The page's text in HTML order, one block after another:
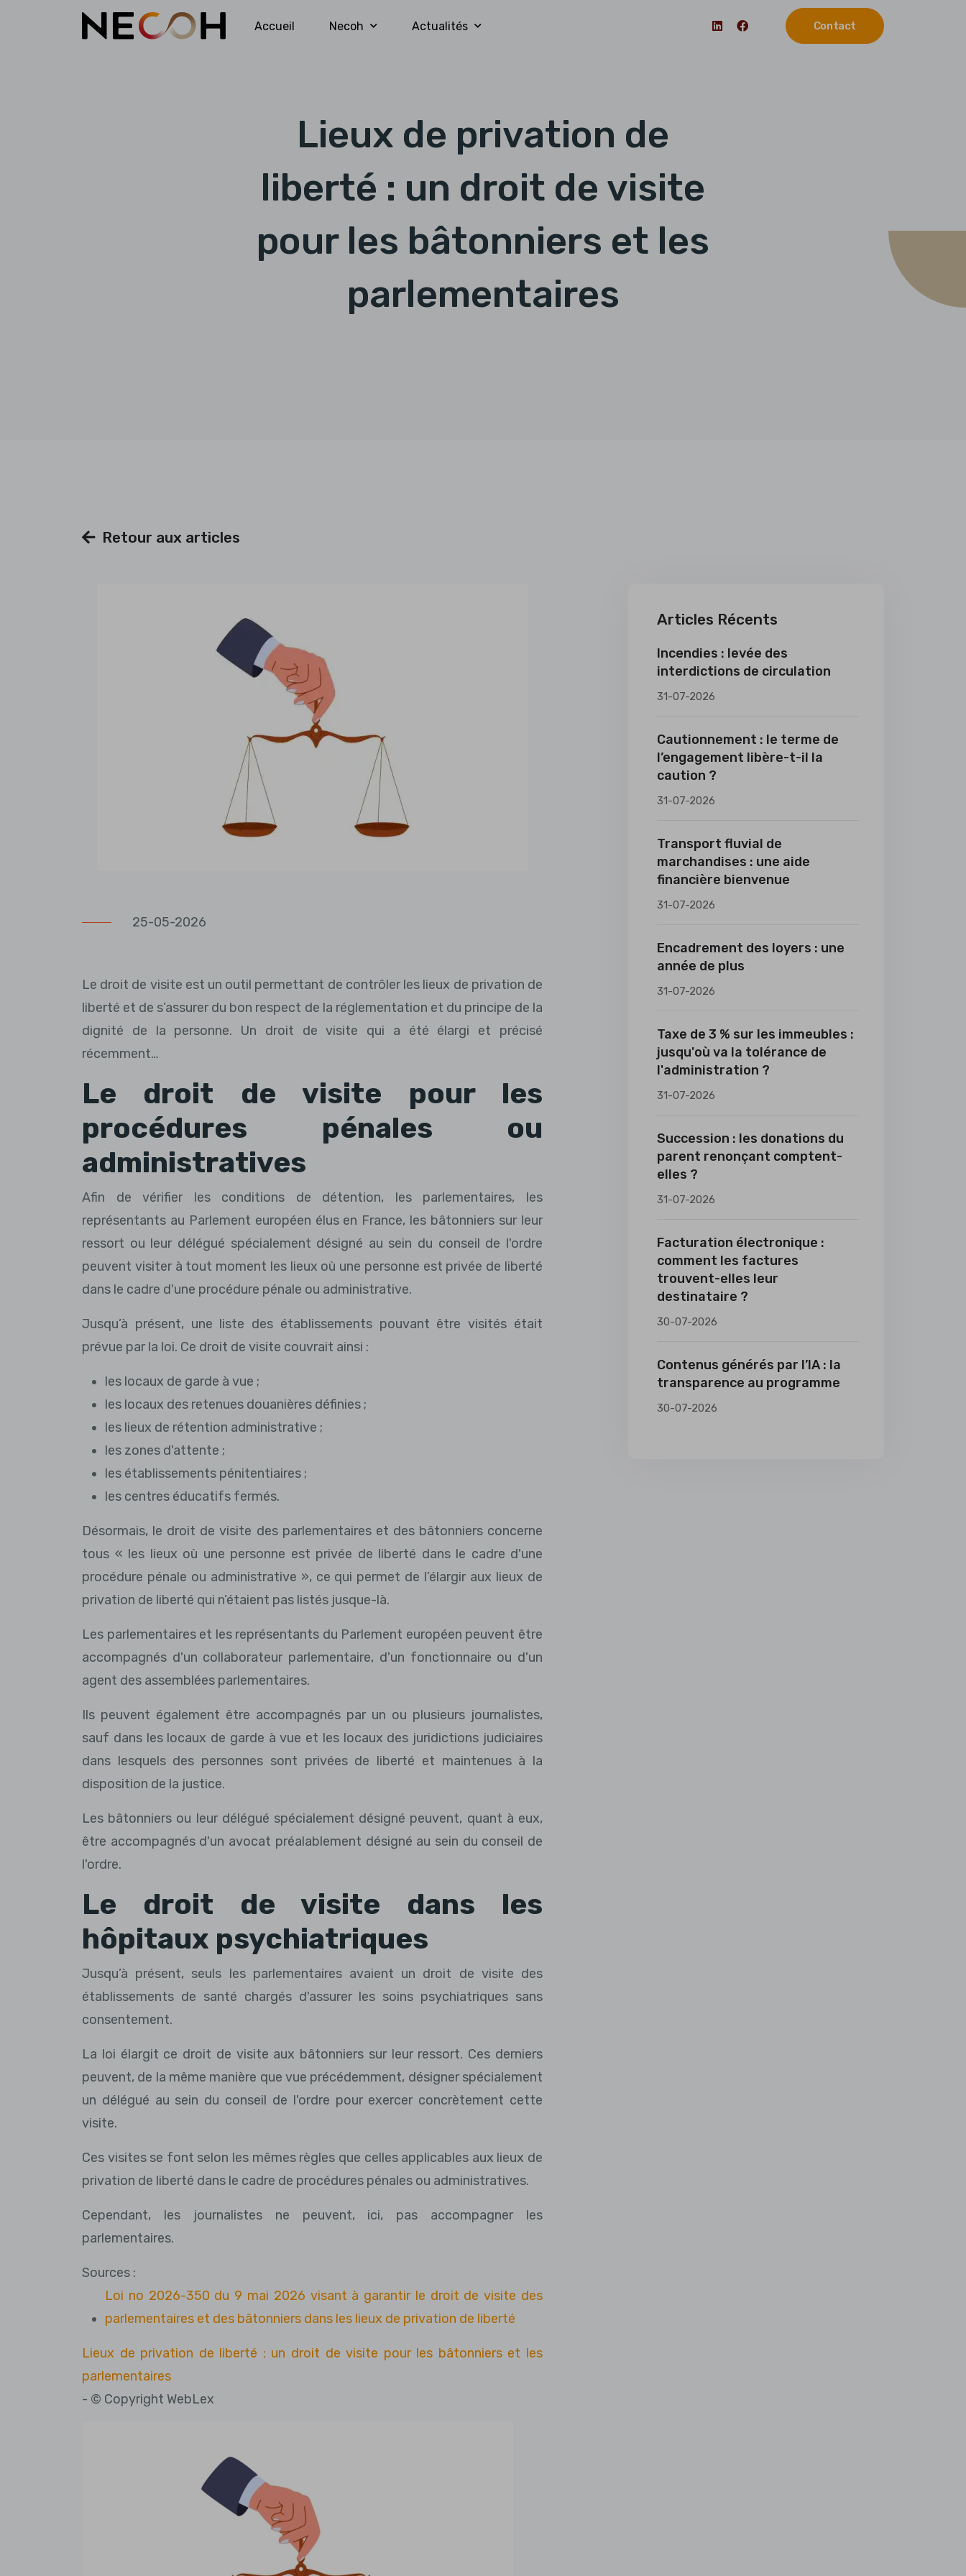
Accueil Necoh Actualités Contact
Lieux de privation de
liberté : un droit de visite
pour les bâtonniers et les
parlementaires
Retour aux articles
25-05-2026
Le droit de visite est un outil permettant de contrôler les lieux de privation de
liberté et de s’assurer du bon respect de la réglementation et du principe de la
dignité de la personne. Un droit de visite qui a été élargi et précisé
récemment…
Le droit de visite pour les
procédures pénales ou
administratives
Afin de vérifier les conditions de détention, les parlementaires, les
représentants au Parlement européen élus en France, les bâtonniers sur leur
ressort ou leur délégué spécialement désigné au sein du conseil de l'ordre
peuvent visiter à tout moment les lieux où une personne est privée de liberté
dans le cadre d'une procédure pénale ou administrative.
Jusqu’à présent, une liste des établissements pouvant être visités était
prévue par la loi. Ce droit de visite couvrait ainsi :
les locaux de garde à vue ;
les locaux des retenues douanières définies ;
les lieux de rétention administrative ;
les zones d'attente ;
les établissements pénitentiaires ;
les centres éducatifs fermés.
Désormais, le droit de visite des parlementaires et des bâtonniers concerne
tous « les lieux où une personne est privée de liberté dans le cadre d'une
procédure pénale ou administrative », ce qui permet de l’élargir aux lieux de
privation de liberté qui n’étaient pas listés jusque-là.
Les parlementaires et les représentants du Parlement européen peuvent être
accompagnés d'un collaborateur parlementaire, d'un fonctionnaire ou d'un
agent des assemblées parlementaires.
Ils peuvent également être accompagnés par un ou plusieurs journalistes,
sauf dans les locaux de garde à vue et les locaux des juridictions judiciaires
dans lesquels des personnes sont privées de liberté et maintenues à la
disposition de la justice.
Les bâtonniers ou leur délégué spécialement désigné peuvent, quant à eux,
être accompagnés d'un avocat préalablement désigné au sein du conseil de
l'ordre.
Le droit de visite dans les
hôpitaux psychiatriques
Jusqu’à présent, seuls les parlementaires avaient un droit de visite des
établissements de santé chargés d'assurer les soins psychiatriques sans
consentement.
La loi élargit ce droit de visite aux bâtonniers sur leur ressort. Ces derniers
peuvent, de la même manière que vue précédemment, désigner spécialement
un délégué au sein du conseil de l'ordre pour exercer concrètement cette
visite.
Ces visites se font selon les mêmes règles que celles applicables aux lieux de
privation de liberté dans le cadre de procédures pénales ou administratives.
Cependant, les journalistes ne peuvent, ici, pas accompagner les
parlementaires.
Sources :
Loi no 2026-350 du 9 mai 2026 visant à garantir le droit de visite des
parlementaires et des bâtonniers dans les lieux de privation de liberté
Lieux de privation de liberté : un droit de visite pour les bâtonniers et les
parlementaires
- © Copyright WebLex
Articles Récents
Incendies : levée des
interdictions de circulation
31-07-2026
Cautionnement : le terme de
l’engagement libère-t-il la
caution ?
31-07-2026
Transport fluvial de
marchandises : une aide
financière bienvenue
31-07-2026
Encadrement des loyers : une
année de plus
31-07-2026
Taxe de 3 % sur les immeubles :
jusqu'où va la tolérance de
l'administration ?
31-07-2026
Succession : les donations du
parent renonçant comptent-
elles ?
31-07-2026
Facturation électronique :
comment les factures
trouvent-elles leur
destinataire ?
30-07-2026
Contenus générés par l’IA : la
transparence au programme
30-07-2026